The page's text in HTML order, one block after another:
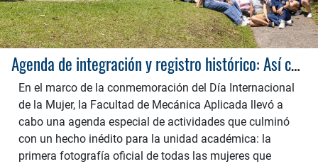
Agenda de integración y registro histórico: Así conmemoró el 8M la Facultad de Mecánica Aplicada
En el marco de la conmemoración del Día Internacional
de la Mujer, la Facultad de Mecánica Aplicada llevó a
cabo una agenda especial de actividades que culminó
con un hecho inédito para la unidad académica: la
primera fotografía oficial de todas las mujeres que